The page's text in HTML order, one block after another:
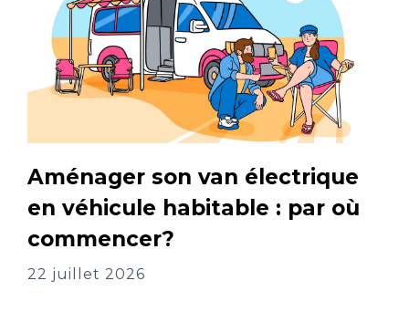
Aménager son van électrique
en véhicule habitable : par où
commencer?
22 juillet 2026